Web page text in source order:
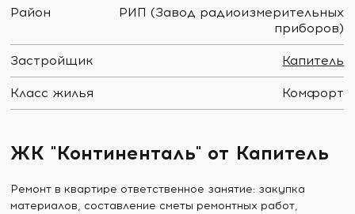
Район
РИП (Завод радиоизмерительных
приборов)
Застройщик Капитель
Класс жилья Комфорт
ЖК "Континенталь" от Капитель
Ремонт в квартире ответственное занятие: закупка
материалов, составление сметы ремонтных работ,